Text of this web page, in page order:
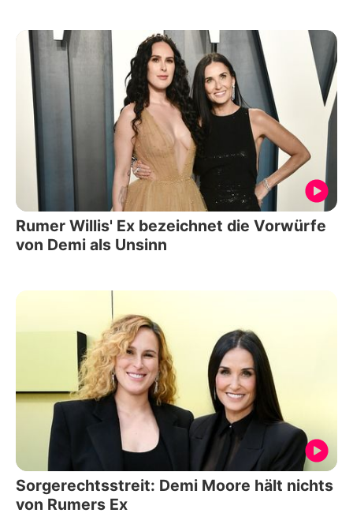
Rumer Willis' Ex bezeichnet die Vorwürfe
von Demi als Unsinn
Sorgerechtsstreit: Demi Moore hält nichts
von Rumers Ex